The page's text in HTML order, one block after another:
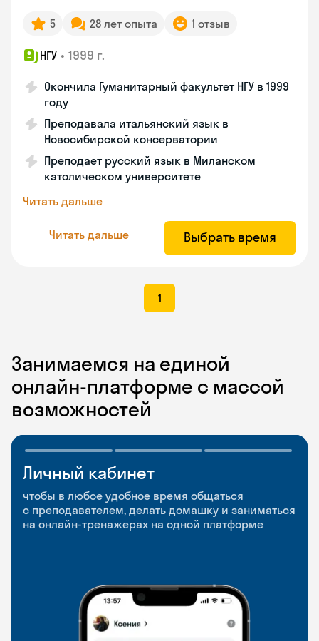
5 28 лет опыта 1 отзыв
НГУ • 1999 г.
Окончила Гуманитарный факультет НГУ в 1999
году
Преподавала итальянский язык в
Новосибирской консерватории
Преподает русский язык в Миланском
католическом университете
Читать дальше
Читать дальше Выбрать время
1
Занимаемся на единой
онлайн-платформе с массой
возможностей
Личный кабинет
чтобы в любое удобное время общаться
с преподавателем, делать домашку и заниматься
на онлайн-тренажерах на одной платформе
Мобильное
приложение
чтобы заниматься и изучать новые слова где
и когда удобно
Разговорные клубы
и Talks
Групповые занятия для разговорной практики
и индивидуальные встречи с преподавателями